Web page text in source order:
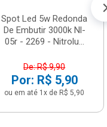
Spot Led 5w Redonda
De Embutir 3000k Nl-
05r - 2269 - Nitrolu...
De: R$ 9,90
Por: R$ 5,90
ou em até 1x de R$ 5,90